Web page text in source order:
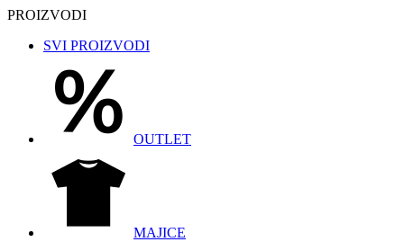
PROIZVODI
SVI PROIZVODI
OUTLET
MAJICE